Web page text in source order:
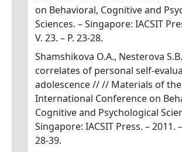
on Behavioral, Cognitive and
Sciences. – Singapore: IACSIT
V. 23. – P. 23-28.
Shamshikova O.A., Nesterova
correlates of personal self-
adolescence // // Materials of
International Conference on
Cognitive and Psychological
Singapore: IACSIT Press. – 2011. –
28-39.